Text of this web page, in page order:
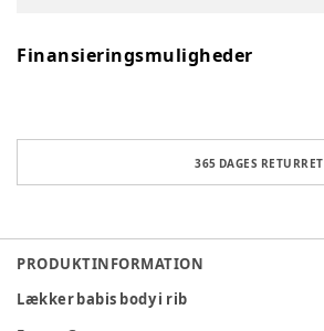
Finansieringsmuligheder
365 DAGES RETURRET
PRODUKTINFORMATION
Lækker babis body i rib